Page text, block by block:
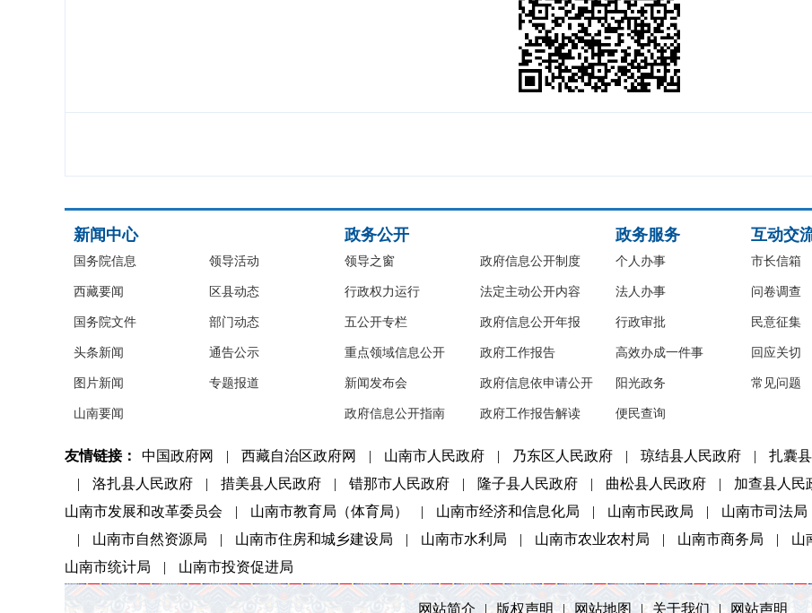
新闻中心
国务院信息
西藏要闻
国务院文件
头条新闻
图片新闻
山南要闻
领导活动
区县动态
部门动态
通告公示
专题报道
政务公开
领导之窗
行政权力运行
五公开专栏
重点领域信息公开
新闻发布会
政府信息公开指南
政府信息公开制度
法定主动公开内容
政府信息公开年报
政府工作报告
政府信息依申请公开
政府工作报告解读
政务服务
个人办事
法人办事
行政审批
高效办成一件事
阳光政务
便民查询
互动交
市长信箱
问卷调查
民意征集
回应关切
常见问题
友情链接： 中国政府网 | 西藏自治区政府网 | 山南市人民政府 | 乃东区人民政府 | 琼结县人民政府 | 扎囊
|
洛扎县人民政府 | 措美县人民政府 | 错那市人民政府 | 隆子县人民政府 | 曲松县人民政府 | 加查县人民
山南市发展和改革委员会
| 山南市教育局（体育局） | 山南市经济和信息化局 | 山南市民政局 | 山南市司法局
|
山南市自然资源局 | 山南市住房和城乡建设局 | 山南市水利局 | 山南市农业农村局 | 山南市商务局 | 山
山南市统计局
| 山南市投资促进局
网站简介 | 版权声明 | 网站地图 | 关于我们 | 网站声明